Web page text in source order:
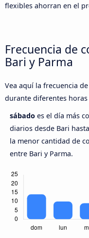
flexibles ahorran en el
Frecuencia de
Bari y Parma
Vea aquí la frecuencia
durante diferentes horas
sábado es el día más
diarios desde Bari
la menor cantidad de
entre Bari y Parma.